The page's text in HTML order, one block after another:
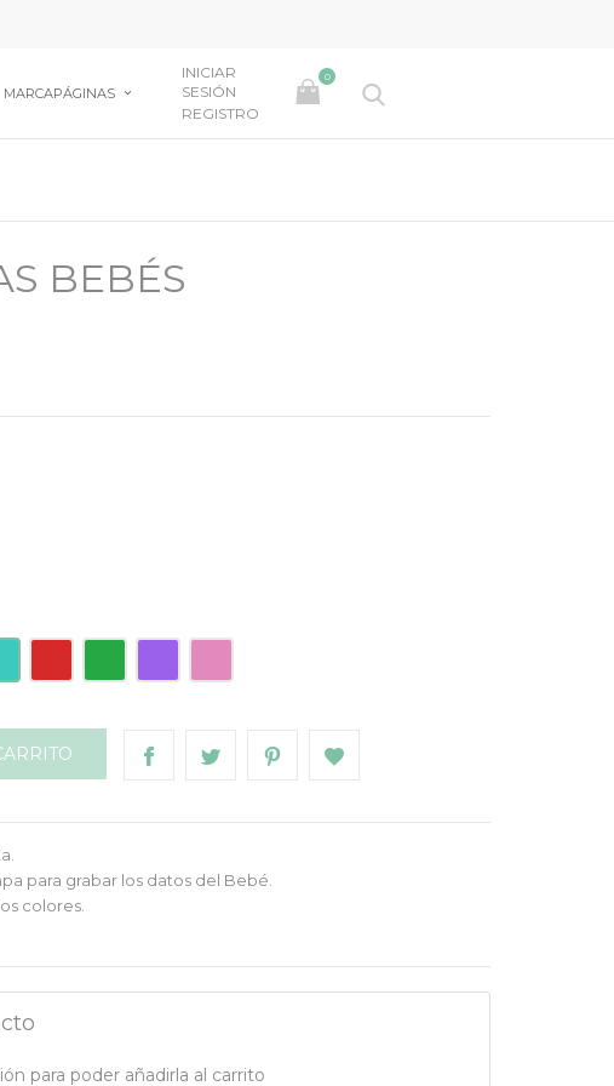
MARCAPÁGINAS
INICIAR
SESIÓN
REGISTRO
0
BEBÉS
Roja Verde Morado
para grabar los datos del Bebé.
colores.
para poder añadirla al carrito